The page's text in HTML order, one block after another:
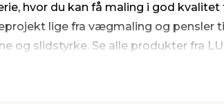
hvor du kan få maling i god kvalitet
lige fra vægmaling og pensler
og slidstyrke. Se alle produkter fra